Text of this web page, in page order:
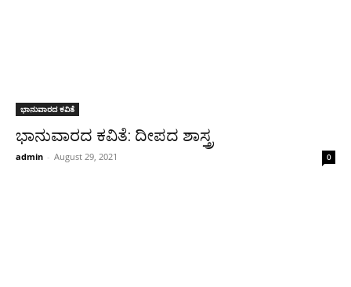
ಭಾನುವಾರದ ಕವಿತೆ
ಭಾನುವಾರದ ಕವಿತೆ: ದೀಪದ ಶಾಸ್ತ್ರ
admin - August 29, 2021 0